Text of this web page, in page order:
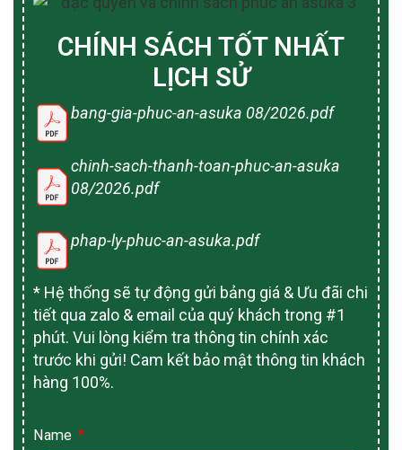
CHÍNH SÁCH TỐT NHẤT
LỊCH SỬ
bang-gia-phuc-an-asuka 08/2026.pdf
chinh-sach-thanh-toan-phuc-an-asuka
08/2026.pdf
phap-ly-phuc-an-asuka.pdf
* Hệ thống sẽ tự động gửi bảng giá & Ưu đãi chi
tiết qua zalo & email của quý khách trong #1
phút. Vui lòng kiểm tra thông tin chính xác
trước khi gửi! Cam kết bảo mật thông tin khách
hàng 100%.
Name